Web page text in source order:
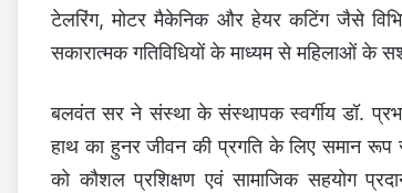
टेलरिंग, मोटर मैकेनिक और हेयर कटिंग जैसे
सकारात्मक गतिविधियों के माध्यम से महिलाओं के
बलवंत सर ने संस्था के संस्थापक स्वर्गीय डॉ.
हाथ का हुनर जीवन की प्रगति के लिए समान
को कौशल प्रशिक्षण एवं सामाजिक सहयोग